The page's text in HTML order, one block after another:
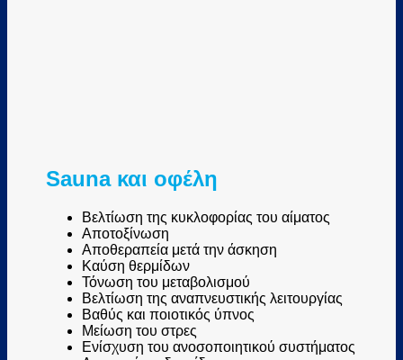
Sauna και οφέλη
Βελτίωση της κυκλοφορίας του αίματος
Αποτοξίνωση
Αποθεραπεία μετά την άσκηση
Καύση θερμίδων
Τόνωση του μεταβολισμού
Βελτίωση της αναπνευστικής λειτουργίας
Βαθύς και ποιοτικός ύπνος
Μείωση του στρες
Ενίσχυση του ανοσοποιητικού συστήματος